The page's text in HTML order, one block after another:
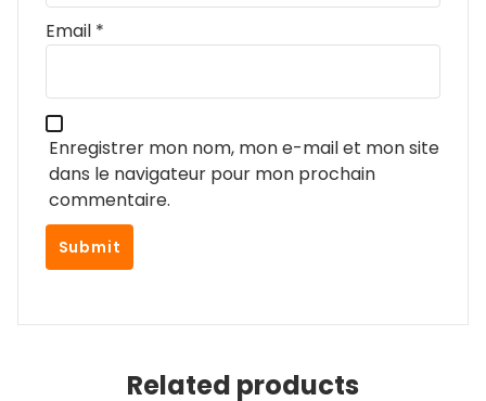
Email *
Enregistrer mon nom, mon e-mail et mon site
dans le navigateur pour mon prochain
commentaire.
Related products